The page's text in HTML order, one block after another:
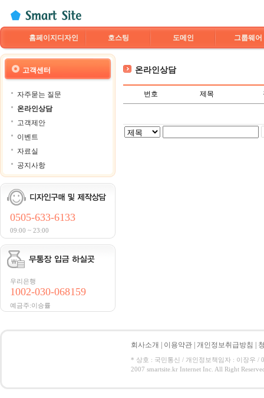
홈페이지디자인 호스팅 도메인 그룹웨어
고객센터
자주묻는 질문
온라인상담
고객제안
이벤트
자료실
공지사항
0505-633-6133
09:00 ~ 23:00
우리은행
1002-030-068159
예금주:이승률
온라인상담
번호 제목
회사소개 이용약관 개인정보취급방침
* 상호 : 국민통신 / 개인정보책임자 : 이장우 /
2007 smartsite.kr Internet Inc. All Right